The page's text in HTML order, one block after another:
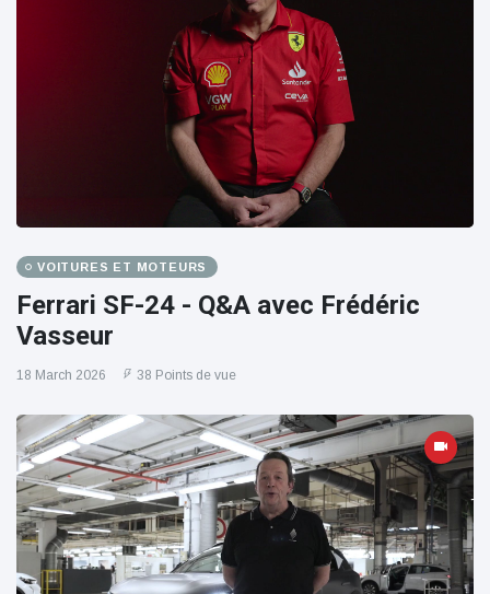
VOITURES ET MOTEURS
Ferrari SF-24 - Q&A avec Frédéric
Vasseur
18 March 2026 38 Points de vue